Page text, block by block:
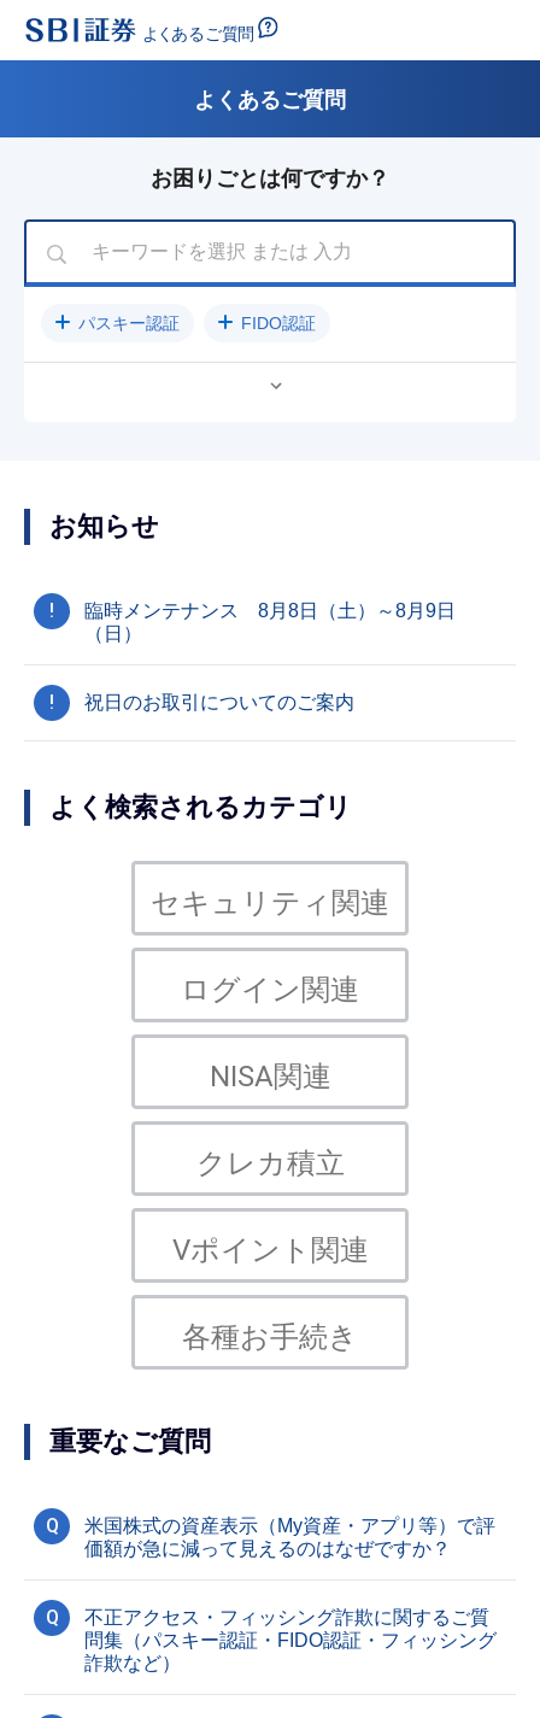
よくあるご質問
お困りごとは何ですか？
パスキー認証 FIDO認証
お知らせ
!
臨時メンテナンス 8月8日（土）～8月9日
（日）
! 祝日のお取引についてのご案内
よく検索されるカテゴリ
セキュリティ関連
ログイン関連
NISA関連
クレカ積立
Vポイント関連
各種お手続き
重要なご質問
Q
米国株式の資産表示（My資産・アプリ等）で評
価額が急に減って見えるのはなぜですか？
Q
不正アクセス・フィッシング詐欺に関するご質
問集（パスキー認証・FIDO認証・フィッシング
詐欺など）